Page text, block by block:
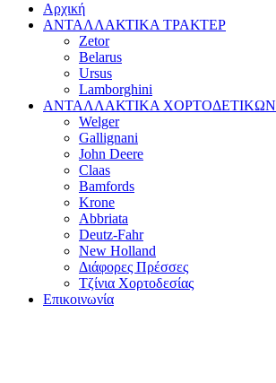
Αρχική
ΑΝΤΑΛΛΑΚΤΙΚΑ ΤΡΑΚΤΕΡ
Zetor
Belarus
Ursus
Lamborghini
ΑΝΤΑΛΛΑΚΤΙΚΑ ΧΟΡΤΟΔΕΤΙΚΩΝ
Welger
Gallignani
John Deere
Claas
Bamfords
Krone
Abbriata
Deutz-Fahr
New Holland
Διάφορες Πρέσσες
Τζίνια Χορτοδεσίας
Επικοινωνία